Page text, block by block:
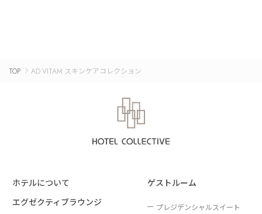
TOP AD VITAM スキンケアコレクション
ホテルについて
エグゼクティブラウンジ
ゲストルーム
プレジデンシャルスイート